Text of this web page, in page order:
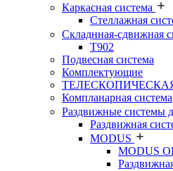
Каркасная система
Стеллажная
Складнная-сдвижная
T902
Подвесная система
Комплектующие
Компланарная система
Раздвижные системы
Раздвижная
MODUS
MODUS